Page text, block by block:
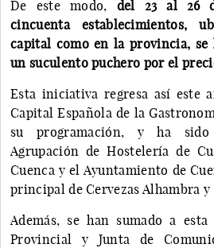
De este modo, del 23 al 26
cincuenta establecimientos,
capital como en la provincia, se
un suculento puchero por el
Esta iniciativa regresa así este
Capital Española de la
su programación, y ha
Agrupación de Hostelería de
Cuenca y el Ayuntamiento de
principal de Cervezas Alhambra y
Además, se han sumado a
Provincial y Junta de